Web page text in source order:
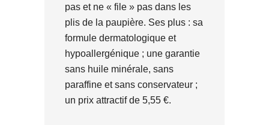
pas et ne « file » pas dans les
plis de la paupière. Ses plus : sa
formule dermatologique et
hypoallergénique ; une garantie
sans huile minérale, sans
paraffine et sans conservateur ;
un prix attractif de 5,55 €.